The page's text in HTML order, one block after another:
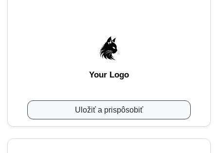
Your Logo
Uložiť a prispôsobiť